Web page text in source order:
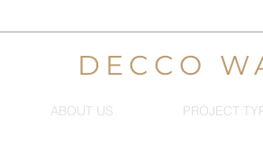
DECCO
ABOUT US PROJECT